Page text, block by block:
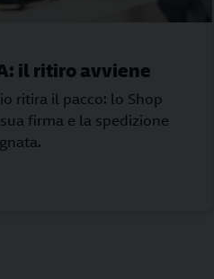
il ritiro avviene
ritira il pacco: lo Shop
firma e la spedizione